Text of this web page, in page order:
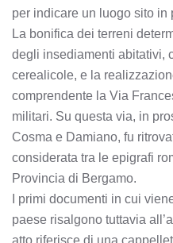
per indicare un luogo sito in
La bonifica dei terreni
degli insediamenti abitativi,
cerealicole, e la
comprendente la Via
militari. Su questa via, in
Cosma e Damiano, fu
considerata tra le epigrafi
Provincia di Bergamo.
I primi documenti in cui
paese risalgono tuttavia
atto riferisce di una